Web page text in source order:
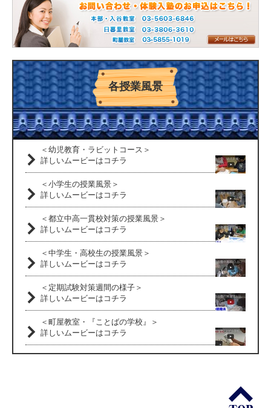
各授業風景
＜幼児教育・ラビットコース＞
詳しいムービーはコチラ
＜小学生の授業風景＞
詳しいムービーはコチラ
＜都立中高一貫校対策の授業風景＞
詳しいムービーはコチラ
＜中学生・高校生の授業風景＞
詳しいムービーはコチラ
＜定期試験対策週間の様子＞
詳しいムービーはコチラ
＜町屋教室・『ことばの学校』＞
詳しいムービーはコチラ